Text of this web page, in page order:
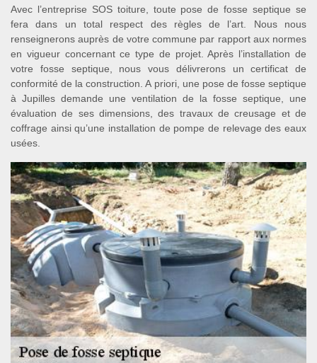
Avec l’entreprise SOS toiture, toute pose de fosse septique se
fera dans un total respect des règles de l’art. Nous nous
renseignerons auprès de votre commune par rapport aux normes
en vigueur concernant ce type de projet. Après l’installation de
votre fosse septique, nous vous délivrerons un certificat de
conformité de la construction. A priori, une pose de fosse septique
à Jupilles demande une ventilation de la fosse septique, une
évaluation de ses dimensions, des travaux de creusage et de
coffrage ainsi qu’une installation de pompe de relevage des eaux
usées.